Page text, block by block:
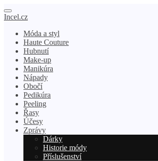
Incel.cz
Móda a styl
Haute Couture
Hubnutí
Make-up
Manikúra
Nápady
Obočí
Pedikúra
Peeling
Řasy
Účesy
Zprávy
Dárky
Historie módy
Příslušenství